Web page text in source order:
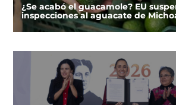
¿Se acabó el guacamole? EU
inspecciones al aguacate de